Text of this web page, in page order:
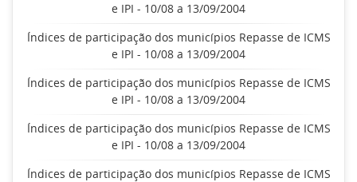
e IPI - 10/08 a 13/09/2004
Índices de participação dos municípios Repasse de ICMS
e IPI - 10/08 a 13/09/2004
Índices de participação dos municípios Repasse de ICMS
e IPI - 10/08 a 13/09/2004
Índices de participação dos municípios Repasse de ICMS
e IPI - 10/08 a 13/09/2004
Índices de participação dos municípios Repasse de ICMS